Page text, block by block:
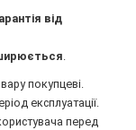
від
.
покупцеві.
експлуатації.
перед